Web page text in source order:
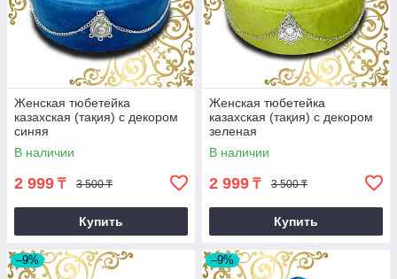
Женская тюбетейка
казахская (тақия) с декором
синяя
В наличии
2 999 ₸ 3 500 ₸
Купить
Женская тюбетейка
казахская (тақия) с декором
зеленая
В наличии
2 999 ₸ 3 500 ₸
Купить
–9% –9%